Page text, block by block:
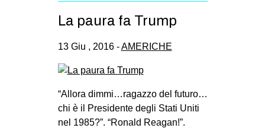
La paura fa Trump
13 Giu , 2016 -AMERICHE
“Allora dimmi…ragazzo del futuro…
chi è il Presidente degli Stati Uniti
nel 1985?”. “Ronald Reagan!”.